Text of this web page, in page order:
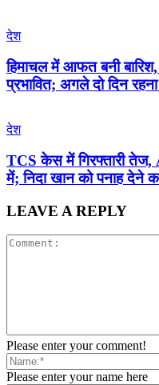
देश
हिमाचल में आफत बनी
प्रभावित; अगले दो दिन
देश
TCS केस में गिरफ्तारी तेज,
में; निदा खान को पनाह देने
LEAVE A REPLY
Please enter your comment!
Please enter your name here